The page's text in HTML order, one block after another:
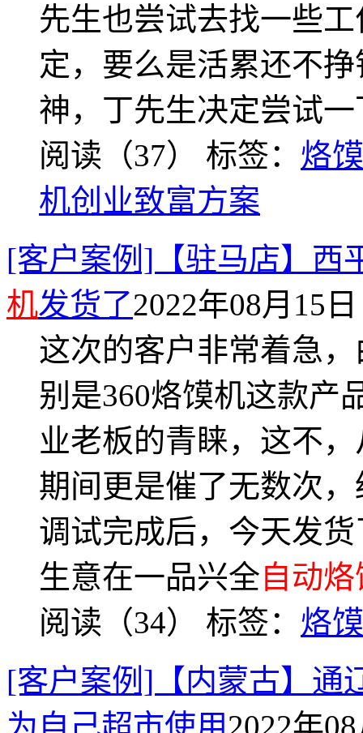
先生也尝试去找一些
定，要么是活累还不
神，丁先生决定尝试
阅读（37） 标签： 烙
机创业致富方案
[客户案例]【驻马店】西
机发货了2022年08月15
这次的客户非常着急
别是360烙馍机这款产
业老板的青睐，这不
期间更是催了无数次
调试完成后，今天发
生意在一品兴全自动
阅读（34） 标签： 烙
[客户案例]【内蒙古】通